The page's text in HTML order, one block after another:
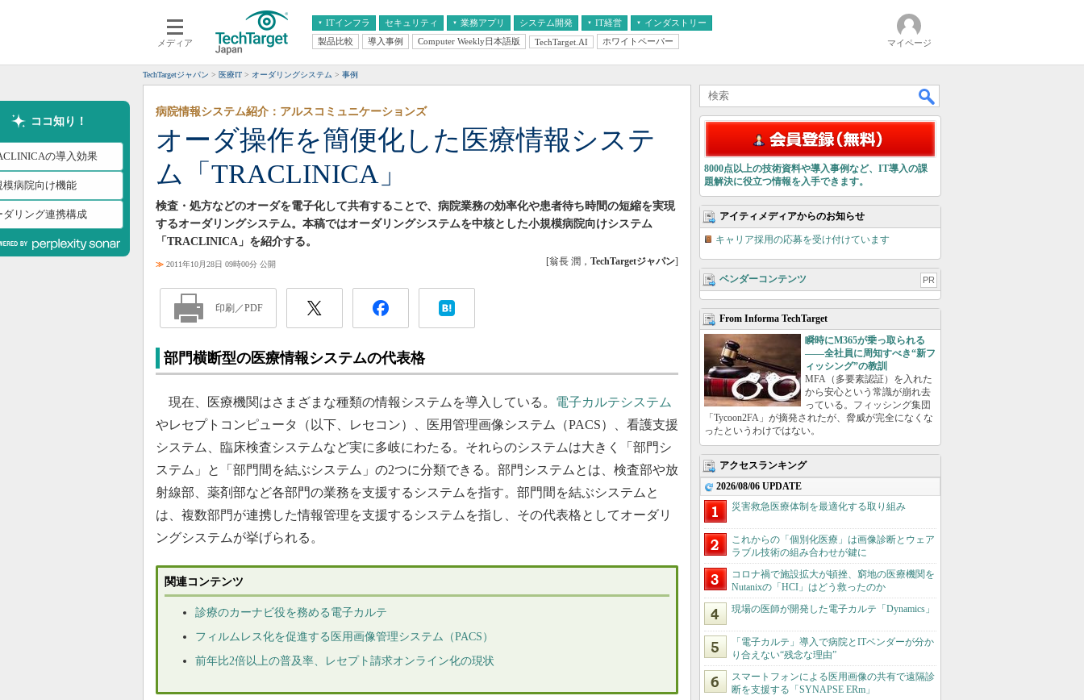
メディア
ITインフラ
クラウド
スマートモバイル
ネットワーク
システム運用管理
セキュリティ 業務アプリ
エンタープライズAI
ERP
CX
情報系システム
システム開発 IT経営
経営とIT
インダストリー
医療IT
製品比較 導入事例 Computer Weekly日本語版 TechTarget.AI ホワイトペーパー マイページ
TechTargetジャパン 医療IT オーダリングシステム 事例
ココ知り！
の導入効果
模病院向け機能
ダリング連携構成
オーダ操作を簡便化した医療情報システ
ム「TRACLINICA」
病院情報システム紹介：アルスコミュニケーションズ
検査・処方などのオーダを電子化して共有することで、病院業務の効率化や患者待ち時間の短縮を実現
するオーダリングシステム。本稿ではオーダリングシステムを中核とした小規模病院向けシステム
「TRACLINICA」を紹介する。
≫ 2011年10月28日 09時00分 公開 [翁長 潤， TechTargetジャパン]
印刷／PDF
部門横断型の医療情報システムの代表格
現在、医療機関はさまざまな種類の情報システムを導入している。 電子カルテシステム
やレセプトコンピュータ（以下、レセコン）、医用管理画像システム（PACS）、看護支援
システム、臨床検査システムなど実に多岐にわたる。それらのシステムは大きく「部門シ
ステム」と「部門間を結ぶシステム」の2つに分類できる。部門システムとは、検査部や放
射線部、薬剤部など各部門の業務を支援するシステムを指す。部門間を結ぶシステムと
は、複数部門が連携した情報管理を支援するシステムを指し、その代表格としてオーダリ
ングシステムが挙げられる。
関連コンテンツ
診療のカーナビ役を務める電子カルテ
フィルムレス化を促進する医用画像管理システム（PACS）
前年比2倍以上の普及率、レセプト請求オンライン化の現状
8000点以上の技術資料や導入事例など、IT導入の課
題解決に役立つ情報を入手できます。
アイティメディアからのお知らせ
キャリア採用の応募を受け付けています
ベンダーコンテンツ PR
From Informa TechTarget
瞬時にM365が乗っ取られる
――全社員に周知すべき“新フ
ィッシング”の教訓
MFA（多要素認証）を入れた
から安心という常識が崩れ去
っている。フィッシング集団
「Tycoon2FA」が摘発されたが、脅威が完全になくな
ったというわけではない。
アクセスランキング
2026/08/06 UPDATE
災害救急医療体制を最適化する取り組み
これからの「個別化医療」は画像診断とウェア
ラブル技術の組み合わせが鍵に
コロナ禍で施設拡大が頓挫、窮地の医療機関を
Nutanixの「HCI」はどう救ったのか
現場の医師が開発した電子カルテ「Dynamics」
「電子カルテ」導入で病院とITベンダーが分か
り合えない“残念な理由”
スマートフォンによる医用画像の共有で遠隔診
断を支援する「SYNAPSE ERm」